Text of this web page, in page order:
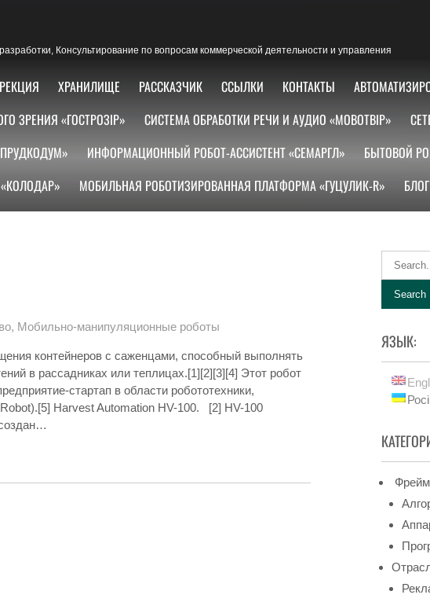
Консультирование по вопросам коммерческой деятельности и управления
ХРАНИЛИЩЕ РАССКАЗЧИК ССЫЛКИ КОНТАКТЫ
ЗРЕНИЯ «ГОСТРОЗІР»
СИСТЕМА ОБРАБОТКИ РЕЧИ И АУДИО «МОВОТВІР»
ИНФОРМАЦИОННЫЙ РОБОТ-АССИСТЕНТ «СЕМАРГЛ»
БЫТОВОЙ
МОБИЛЬНАЯ РОБОТИЗИРОВАННАЯ ПЛАТФОРМА «ГУЦУЛИК-R»
, Мобильно-манипуляционные роботы
контейнеров с саженцами, способный выполнять
в рассадниках или теплицах.[1][2][3][4] Этот робот
стартап в области робототехники,
Harvest Automation HV-100. [2] HV-100
ЯЗЫК: